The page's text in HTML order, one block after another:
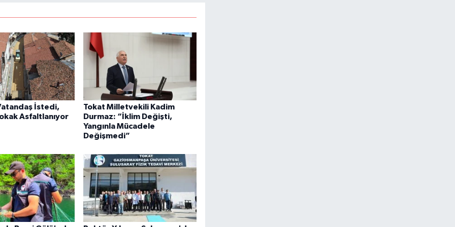
İstedi,
Asfaltlanıyor
Tokat Milletvekili Kadim
Durmaz: “İklim Değişti,
Yangınla Mücadele
Değişmedi”